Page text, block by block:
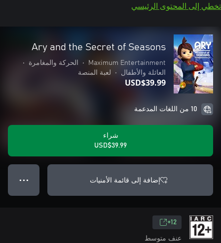
تخطي إلى المحتوى الرئيسي
Ary and the Secret of Seasons
Maximum Entertainment
• الحركة والمغامرة
•
العائلة والأطفال
• لعبة المنصة
USD$39.99
10 من اللغات المدعمة
شراء
USD$39.99
إضافة إلى قائمة الأمنيات ● ● ●
12+
عنف متوسط